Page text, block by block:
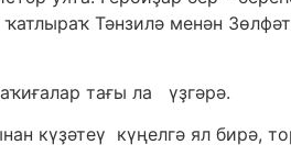
Тәнзилә менән
тағы ла үҙгәрә.
күҙәтеү күңелгә ял бирә,